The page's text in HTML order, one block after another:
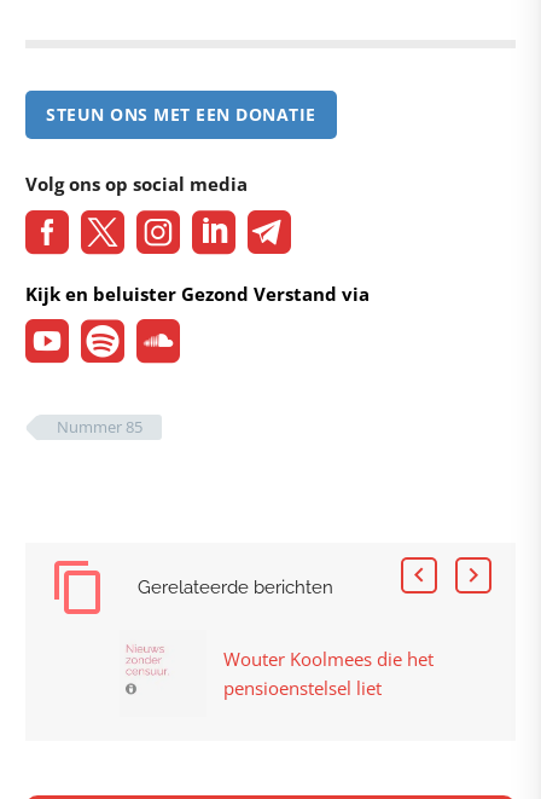
STEUN ONS MET EEN DONATIE
Volg ons op social media
Kijk en beluister Gezond Verstand via
Nummer 85
Gerelateerde berichten
Wouter Koolmees die het
pensioenstelsel liet